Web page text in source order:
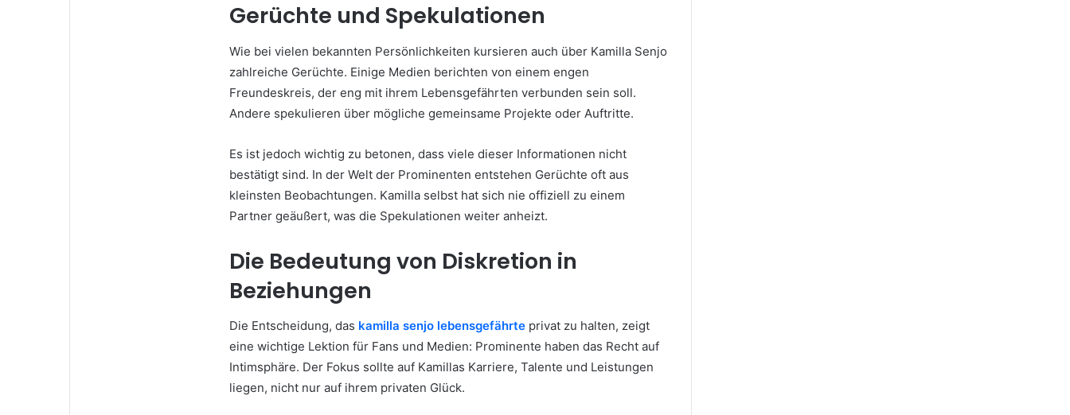
Gerüchte und Spekulationen
Wie bei vielen bekannten Persönlichkeiten kursieren auch über Kamilla Senjo
zahlreiche Gerüchte. Einige Medien berichten von einem engen
Freundeskreis, der eng mit ihrem Lebensgefährten verbunden sein soll.
Andere spekulieren über mögliche gemeinsame Projekte oder Auftritte.
Es ist jedoch wichtig zu betonen, dass viele dieser Informationen nicht
bestätigt sind. In der Welt der Prominenten entstehen Gerüchte oft aus
kleinsten Beobachtungen. Kamilla selbst hat sich nie offiziell zu einem
Partner geäußert, was die Spekulationen weiter anheizt.
Die Bedeutung von Diskretion in
Beziehungen
Die Entscheidung, das kamilla senjo lebensgefährte privat zu halten, zeigt
eine wichtige Lektion für Fans und Medien: Prominente haben das Recht auf
Intimsphäre. Der Fokus sollte auf Kamillas Karriere, Talente und Leistungen
liegen, nicht nur auf ihrem privaten Glück.